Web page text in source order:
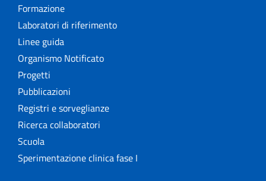
Formazione
Laboratori di riferimento
Linee guida
Organismo Notificato
Progetti
Pubblicazioni
Registri e sorveglianze
Ricerca collaboratori
Scuola
Sperimentazione clinica fase I